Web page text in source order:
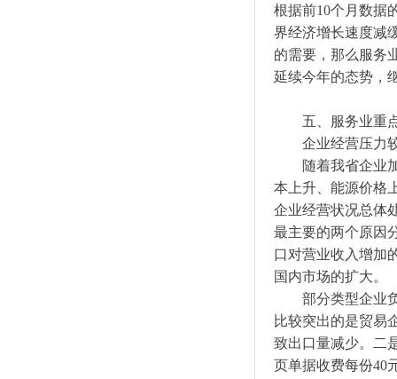
根据前10个月数据
界经济增长速度减
的需要，那么服务
延续今年的态势，
五、服务业重点
企业经营压力
随着我省企业加
本上升、能源价格
企业经营状况总体
最主要的两个原因
口对营业收入增加
国内市场的扩大。
部分类型企业
比较突出的是贸易
致出口量减少。二
页单据收费每份40